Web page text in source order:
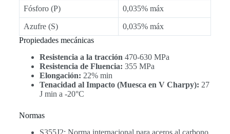
Fósforo (P) 0,035% máx
Azufre (S)
0,035% máx
Propiedades mecánicas
Resistencia a la tracción 470-630 MPa
Resistencia de Fluencia: 355 MPa
Elongación: 22% min
Tenacidad al Impacto (Muesca en V Charpy): 27
J min a -20°C
Normas
S355J2: Norma internacional para aceros al carbono